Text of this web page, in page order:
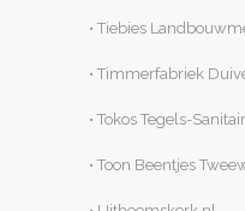
• Tiebies
• Timmerfabriek
• Tokos Tegels-
• Toon Beentjes